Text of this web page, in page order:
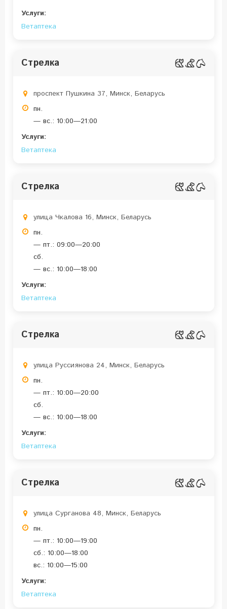
Услуги:
Ветаптека
Стрелка
проспект Пушкина 37, Минск, Беларусь
пн.
— вс.: 10:00—21:00
Услуги:
Ветаптека
Стрелка
улица Чкалова 16, Минск, Беларусь
пн.
— пт.: 09:00—20:00
сб.
— вс.: 10:00—18:00
Услуги:
Ветаптека
Стрелка
улица Руссиянова 24, Минск, Беларусь
пн.
— пт.: 10:00—20:00
сб.
— вс.: 10:00—18:00
Услуги:
Ветаптека
Стрелка
улица Сурганова 48, Минск, Беларусь
пн.
— пт.: 10:00—19:00
сб.: 10:00—18:00
вс.: 10:00—15:00
Услуги:
Ветаптека